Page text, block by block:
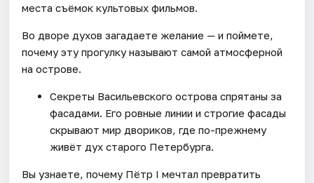
места съёмок культовых фильмов.
Во дворе духов загадаете желание — и поймете,
почему эту прогулку называют самой атмосферной
на острове.
Секреты Васильевского острова спрятаны за
фасадами. Его ровные линии и строгие фасады
скрывают мир двориков, где по-прежнему
живёт дух старого Петербурга.
Вы узнаете, почему Пётр I мечтал превратить